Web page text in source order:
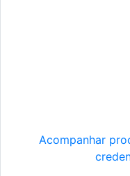
Acompanhar